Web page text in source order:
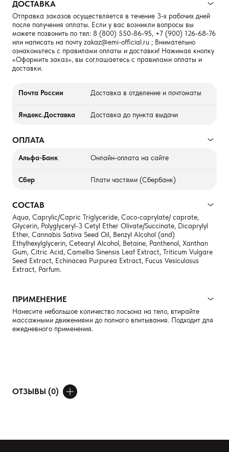
ДОСТАВКА
Отправка заказов осуществляется в течение 3-х рабочих дней
после получения оплаты. Если у вас возникли вопросы вы
можете позвонить по тел: 8 (800) 550-86-95, +7 (900) 126-68-76
или написать на почту zakaz@emi-official.ru ; Внимательно
ознакомьтесь с правилами оплаты и доставки! Нажимая кнопку
«Оформить заказ», вы соглашаетесь с правилами оплаты и
доставки.
Почта России Доставка в отделение и почтоматы
Яндекс.Доставка Доставка до пункта выдачи
ОПЛАТА
Альфа-Банк Онлайн-оплата на сайте
Сбер Плати частями (Сбербанк)
СОСТАВ
Aqua, Caprylic/Capric Triglyceride, Coco-caprylate/ caprate,
Glycerin, Polyglyceryl-3 Cetyl Ether Olivate/Succinate, Dicaprylyl
Ether, Cannabis Sativa Seed Oil, Benzyl Alcohol (and)
Ethylhexylglycerin, Cetearyl Alcohol, Betaine, Panthenol, Xanthan
Gum, Citric Acid, Camellia Sinensis Leaf Extract, Triticum Vulgare
Seed Extract, Echinacea Purpurea Extract, Fucus Vesiculosus
Extract, Parfum.
ПРИМЕНЕНИЕ
Нанесите небольшое количество лосьона на тело, втирайте
массажными движениями до полного впитывания. Подходит для
ежедневного применения.
ОТЗЫВЫ (0)
ДОБАВИТЬ ОТЗЫВ
Ваше имя